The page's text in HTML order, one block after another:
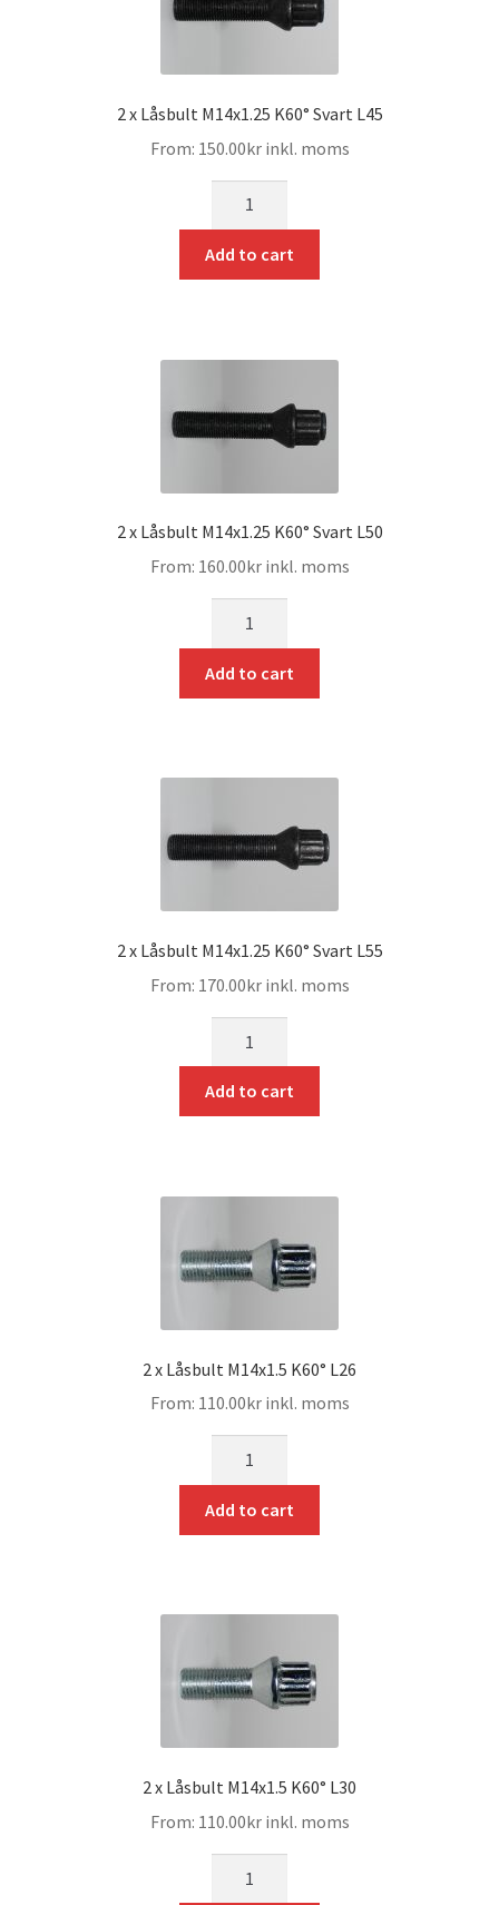
2 x Låsbult M14x1.25 K60° Svart L45
From: 150.00krinkl. moms
Add to cart
2 x Låsbult M14x1.25 K60° Svart L50
From: 160.00krinkl. moms
Add to cart
2 x Låsbult M14x1.25 K60° Svart L55
From: 170.00krinkl. moms
Add to cart
2 x Låsbult M14x1.5 K60° L26
From: 110.00krinkl. moms
Add to cart
2 x Låsbult M14x1.5 K60° L30
From: 110.00krinkl. moms